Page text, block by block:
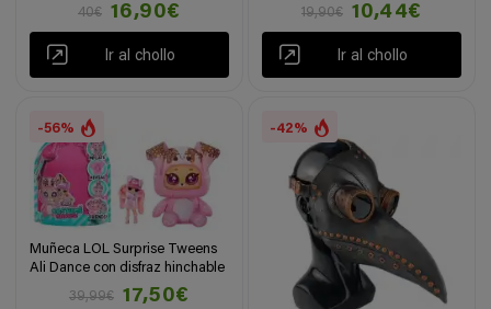
40€
16,90€
Ir al chollo
19,90€
10,44€
Ir al chollo
-56%
Muñeca LOL Surprise Tweens
Ali Dance con disfraz hinchable
39,99€
17,50€
-42%